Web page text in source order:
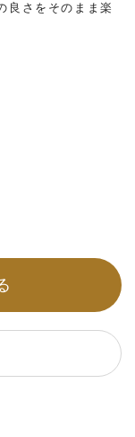
良さをそのまま楽